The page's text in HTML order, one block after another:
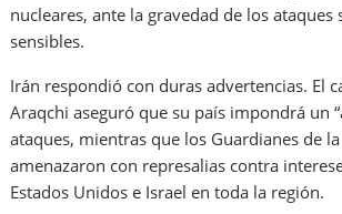
nucleares, ante la gravedad de los ataques
sensibles.
Irán respondió con duras advertencias. El
Araqchi aseguró que su país impondrá un
ataques, mientras que los Guardianes de
amenazaron con represalias contra
Estados Unidos e Israel en toda la región.